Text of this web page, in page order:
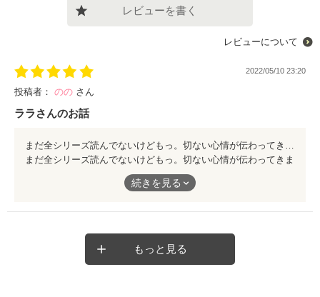
レビューを書く
レビューについて
2022/05/10 23:20
投稿者： のの さん
ララさんのお話
まだ全シリーズ読んでないけどもっ。切ない心情が伝わってきま
続きを見る
もっと見る